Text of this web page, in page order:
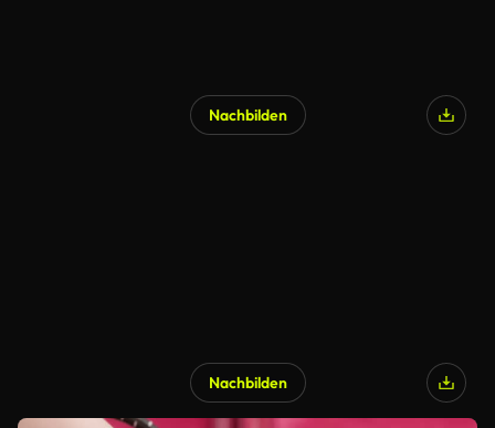
Nachbilden
Nachbilden